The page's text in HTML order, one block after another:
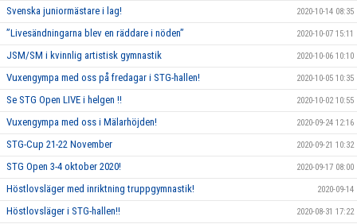
Svenska juniormästare i lag! 2020-10-14 08:35
”Livesändningarna blev en räddare i nöden” 2020-10-07 15:11
JSM/SM i kvinnlig artistisk gymnastik 2020-10-06 10:10
Vuxengympa med oss på fredagar i STG-hallen! 2020-10-05 10:35
Se STG Open LIVE i helgen !! 2020-10-02 10:55
Vuxengympa med oss i Mälarhöjden! 2020-09-24 12:16
STG-Cup 21-22 November 2020-09-21 10:32
STG Open 3-4 oktober 2020! 2020-09-17 08:00
Höstlovsläger med inriktning truppgymnastik! 2020-09-14
Höstlovsläger i STG-hallen!! 2020-08-31 17:22